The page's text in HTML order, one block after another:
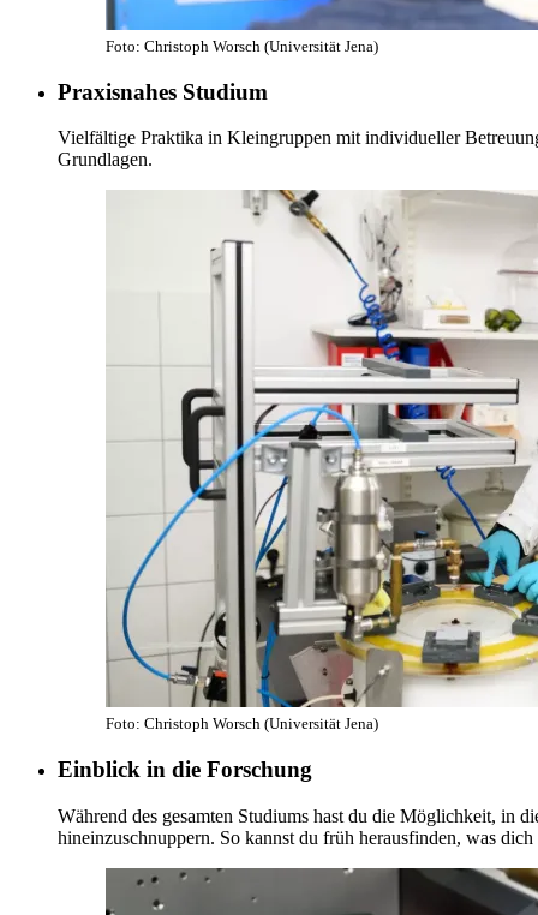
Foto: Christoph Worsch (Universität Jena)
Praxisnahes Studium
Vielfältige Praktika in Kleingruppen mit individueller
Grundlagen.
Foto: Christoph Worsch (Universität Jena)
Einblick in die Forschung
Während des gesamten Studiums hast du die Möglichkeit, in
hineinzuschnuppern. So kannst du früh herausfinden, was